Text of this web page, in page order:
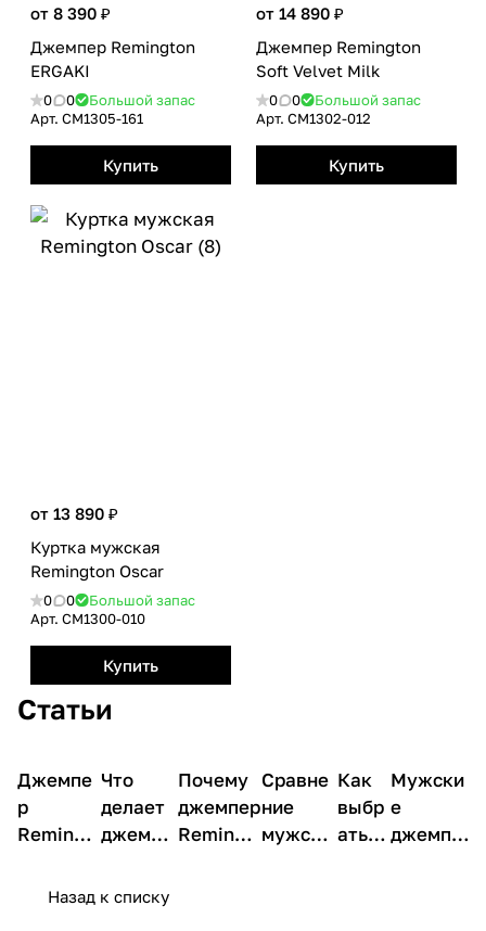
от 8 390 ₽
Джемпер Remington
ЕRGAKI
0 0
Большой запас
Арт. CM1305-161
Купить
от 14 890 ₽
Джемпер Remington
Soft Velvet Milk
0 0
Большой запас
Арт. CM1302-012
Купить
от 13 890 ₽
Куртка мужская
Remington Oscar
0 0
Большой запас
Арт. CM1300-010
Купить
Статьи
О
товарах
Джемпе
р
Remingt
Velvet
О
товарах
Что
делает
джемпе
Remingt
О
товарах
Почему
джемпер
Remingt
О
товарах
Сравне
ние
мужски
О
товарах
Как
выбр
ать
О
товарах
Мужски
е
джемпе
Назад к списку